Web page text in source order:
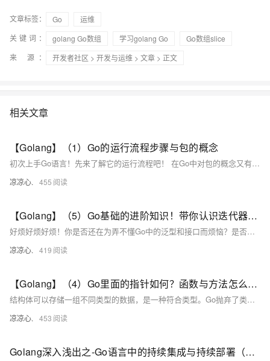
文章标签： Go
运维
关键词：
golang Go数组 学习golang Go
Go数组slice
来 源：
开发者社区 > 开发与运维 > 文章 > 正文
相关文章
【Golang】（1）Go的运行流程步骤与包的概念
初次上手Go语言！先来了解它的运行流程吧！ 在Go中对包的概念又有怎样不同的见解呢？
凉凉心. 455
【Golang】（5）Go基础的进阶知识！带你认识迭代器与类型以及声明并使用接口与泛型！
好烦好烦好烦！你是否还在为弄不懂Go中的泛型和接口而烦恼？是否还在苦恼思考迭代器的运行方式和意义？本篇文章将带你了解Go的接口与泛型，还有迭代器的使用，附送类型断言的解释
凉凉心. 419
【Golang】（4）Go里面的指针如何？函数与方法怎么不一样？带你了解Go不同于其他高级语言的语法
结构体可以存储一组不同类型的数据，是一种符合类型。Go抛弃了类与继承，同时也抛弃了构造方法，刻意弱化了面向对象的功能，Go并非是一个传统OOP的语言，但是Go依旧有着OOP的影子，通过结构体和方法也可以模拟出一个类。
凉凉心. 453
Golang深入浅出之-Go语言中的持续集成与持续部署（CI/CD）